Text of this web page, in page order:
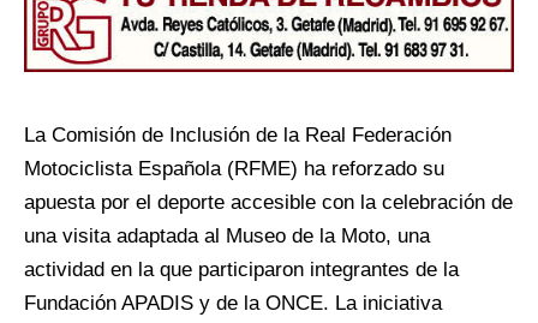
La Comisión de Inclusión de la Real Federación
Motociclista Española (RFME) ha reforzado su
apuesta por el deporte accesible con la celebración de
una visita adaptada al Museo de la Moto, una
actividad en la que participaron integrantes de la
Fundación APADIS y de la ONCE. La iniciativa